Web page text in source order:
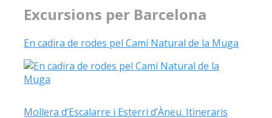
Excursions per Barcelona
En cadira de rodes pel Camí Natural de la Muga
Mollera d’Escalarre i Esterri d’Àneu. Itineraris